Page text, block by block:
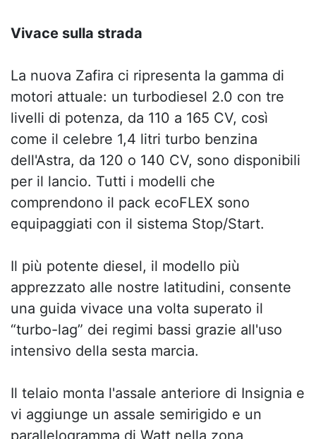
Vivace sulla strada
La nuova Zafira ci ripresenta la gamma di
motori attuale: un turbodiesel 2.0 con tre
livelli di potenza, da 110 a 165 CV, così
come il celebre 1,4 litri turbo benzina
dell'Astra, da 120 o 140 CV, sono disponibili
per il lancio. Tutti i modelli che
comprendono il pack ecoFLEX sono
equipaggiati con il sistema Stop/Start.
Il più potente diesel, il modello più
apprezzato alle nostre latitudini, consente
una guida vivace una volta superato il
“turbo-lag” dei regimi bassi grazie all'uso
intensivo della sesta marcia.
Il telaio monta l'assale anteriore di Insignia e
vi aggiunge un assale semirigido e un
parallelogramma di Watt nella zona